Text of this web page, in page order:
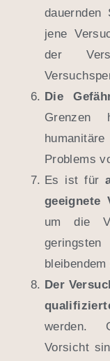
dauernden
jene
der
Die
Grenzen
Problems
Es ist für
geeignete
um die
Der
werden.
Vorsicht